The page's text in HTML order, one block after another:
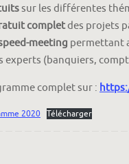
sur les différentes
completdes projets
meeting permettant
experts (banquiers,
complet sur :
2020 Télécharger